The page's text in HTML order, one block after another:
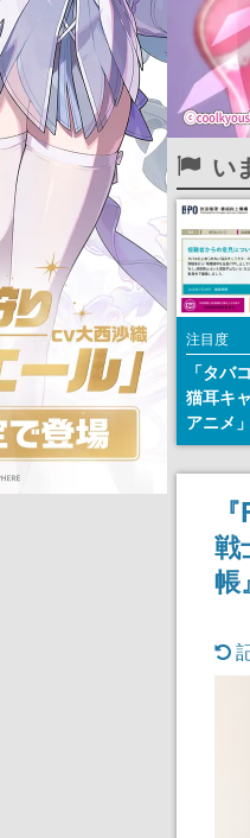
い
注目度
「タバ
猫耳キ
アニメ
から批
の使用
めて、
戦
帳